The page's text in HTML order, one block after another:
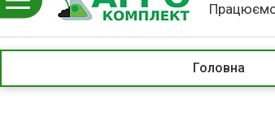
Головна